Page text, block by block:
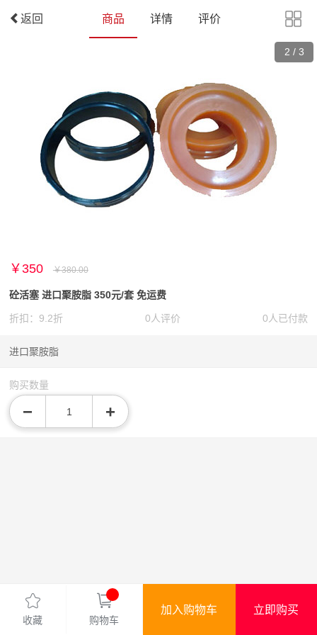
返回 商品 详情 评价
2 / 3
￥350 ￥380.00
砼活塞 进口聚胺脂 350元/套 免运费
折扣：9.2折 0人评价 0人已付款
进口聚胺脂
购买数量
− +
收藏 购物车
加入购物车 立即购买